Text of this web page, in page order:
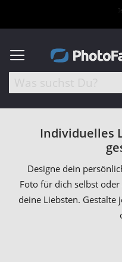
Individuelles
Designe dein
Foto für dich selbst
deine Liebsten. Gestalte